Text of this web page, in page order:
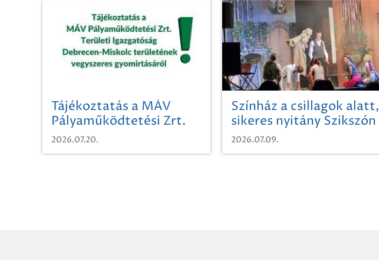
Tájékoztatás a MÁV
Pályaműködtetési Zrt.
Területi Igazgatóság
Debrecen-Miskolc
2026.07.20.
Színház a csillagok alatt,
sikeres nyitány Szikszón
2026.07.09.